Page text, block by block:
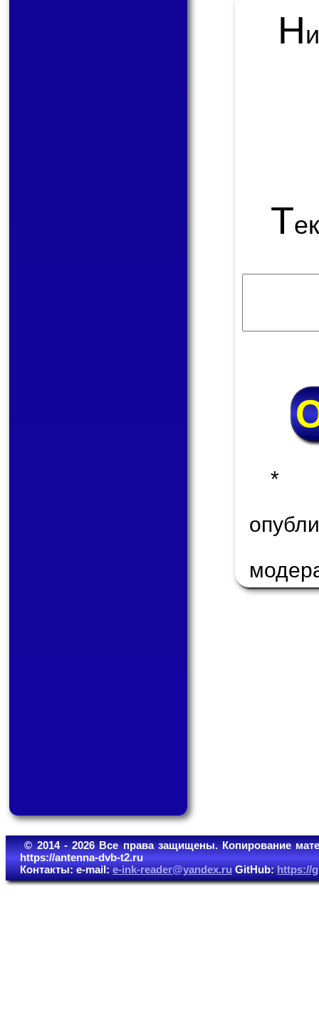
Н
Т
*
© 2014 - 2026 Все права защищены. Копирование
https://antenna-dvb-t2.ru
Контакты: e-mail:e-ink-reader@yandex.ruGitHub:https://